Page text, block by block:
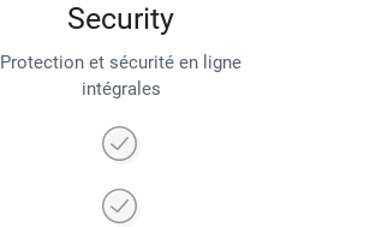
Security
Protection et sécurité en ligne
intégrales